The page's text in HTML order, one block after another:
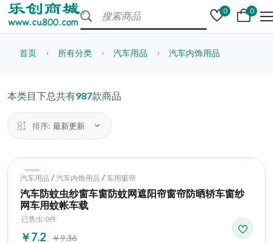
0 0
首页 所有分类 汽车用品 汽车内饰用品
本类目下总共有987款商品
排序: 最新更新
Hot
汽车用品 / 汽车内饰用品 / 车用窗帘
汽车防蚊虫纱窗车窗防蚊网遮阳帘窗帘防晒轿车窗纱
网车用蚊帐车载
已售出:0件
￥7.2 ￥9.36